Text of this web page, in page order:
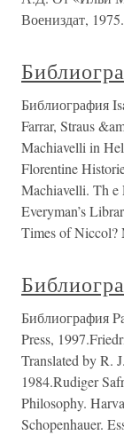
Воениздат,
Библиография
Farrar, Straus
Machiavelli in
Florentine
Machiavelli. Th e
Everyman’s
Times of Niccol?
Библиография
Press,
Translated by R.
1984.Rudiger
Philosophy.
Schopenhauer.